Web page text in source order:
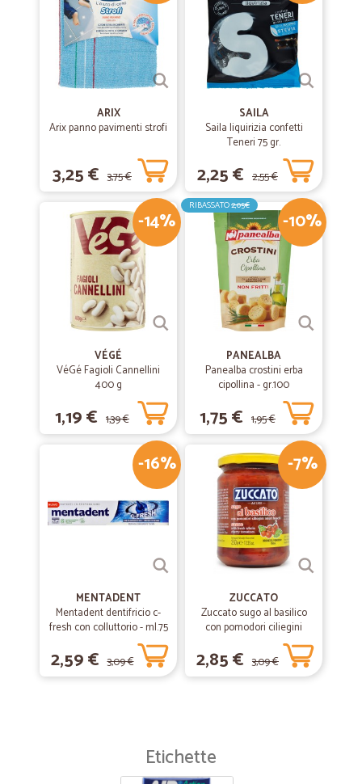
cortesi e professionali.
ARIX
Arix panno pavimenti strofi
3,25 € 3,75 €
SAILA
Saila liquirizia confetti
Teneri 75 gr.
2,25 € 2,55 €
-14%
VÉGÉ
VéGé Fagioli Cannellini
400 g
1,19 € 1,39 €
-10%
RIBASSATO2,05€
PANEALBA
Panealba crostini erba
cipollina - gr.100
1,75 € 1,95 €
-16%
MENTADENT
Mentadent dentifricio c-
fresh con colluttorio - ml.75
2,59 € 3,09 €
-7%
ZUCCATO
Zuccato sugo al basilico
con pomodori ciliegini
interi freschi gr.370
2,85 € 3,09 €
Etichette